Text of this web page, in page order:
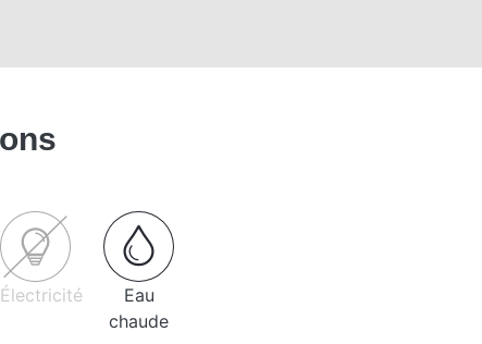
Électricité
Eau
chaude